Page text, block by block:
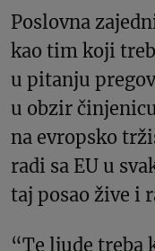
Poslovna
kao tim koji
u pitanju
u obzir
na evropsko
radi sa EU u
taj posao žive i
“Te ljude